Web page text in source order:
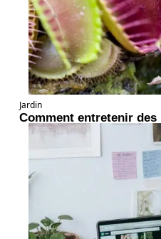
Jardin
Comment entretenir